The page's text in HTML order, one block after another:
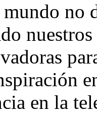
mundo no
en la